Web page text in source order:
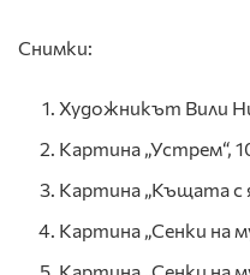
Снимки:
Художникът Вили
Картина „Устрем“,
Картина „Къщата с
Картина „Сенки на